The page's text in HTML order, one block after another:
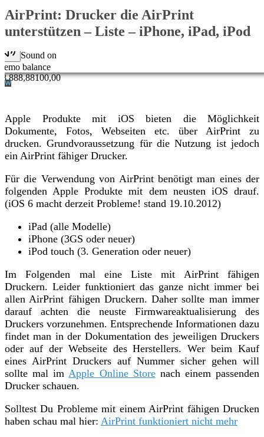
AirPrint: Drucker die AirPrint
unterstützen – Liste – iPhone, iPad, iPod
Apple Produkte mit iOS bieten die Möglichkeit
Dokumente, Fotos, Webseiten etc. über AirPrint zu
drucken. Grundvoraussetzung für die Nutzung ist jedoch
ein AirPrint fähiger Drucker.
Für die Verwendung von AirPrint benötigt man eines der
folgenden Apple Produkte mit dem neusten iOS drauf.
(iOS 6 macht derzeit Probleme! stand 19.10.2012)
iPad (alle Modelle)
iPhone (3GS oder neuer)
iPod touch (3. Generation oder neuer)
Im Folgenden mal eine Liste mit AirPrint fähigen
Druckern. Leider funktioniert das ganze nicht immer bei
allen AirPrint fähigen Druckern. Daher sollte man immer
darauf achten die neuste Firmwareaktualisierung des
Druckers vorzunehmen. Entsprechende Informationen dazu
findet man in der Dokumentation des jeweiligen Druckers
oder auf der Webseite des Herstellers. Wer beim Kauf
eines AirPrint Druckers auf Nummer sicher gehen will
sollte mal im Apple Online Storenach einem passenden
Drucker schauen.
Solltest Du Probleme mit einem AirPrint fähigen Drucken
haben schau mal hier: AirPrint funktioniert nicht mehr